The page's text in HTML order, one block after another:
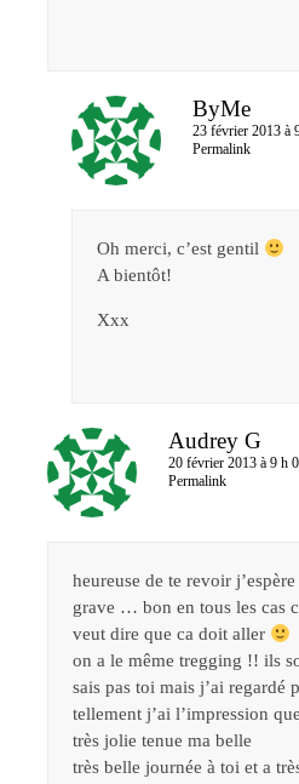
ByMe
23 février 2013 à
Permalink
Oh merci, c’est gentil
A bientôt!
Xxx
Audrey G
20 février 2013 à 9 h
Permalink
heureuse de te revoir
grave … bon en tous les cas
veut dire que ca doit aller
on a le même tregging !! ils
sais pas toi mais j’ai regardé
tellement j’ai l’impression
très jolie tenue ma belle
très belle journée à toi et a